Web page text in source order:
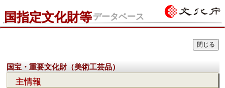
国指定文化財等データベース
国宝・重要文化財（美術工芸品）
主情報